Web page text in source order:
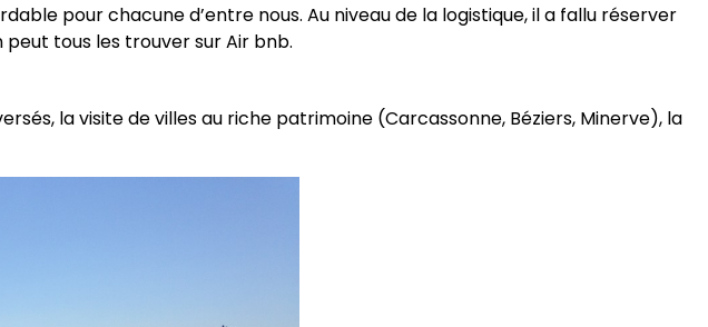
pour chacune d’entre nous. Au niveau de la logistique, il a fallu réserver
tous les trouver sur Air bnb.
la visite de villes au riche patrimoine (Carcassonne, Béziers, Minerve), la